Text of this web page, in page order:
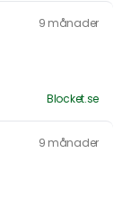
9 månader
Blocket.se
9 månader